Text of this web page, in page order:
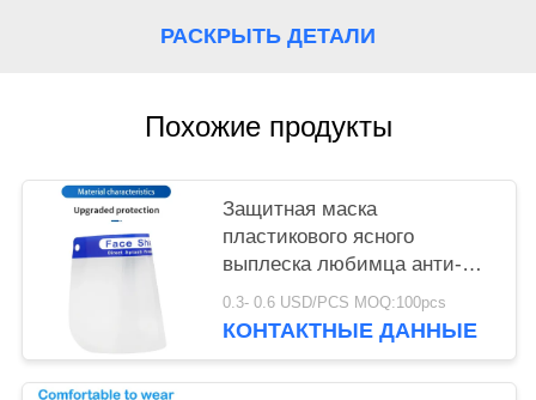
РАСКРЫТЬ ДЕТАЛИ
Похожие продукты
Защитная маска
пластикового ясного
выплеска любимца анти-
защитная для медицинского
использования
0.3- 0.6 USD/PCS MOQ:100pcs
КОНТАКТНЫЕ ДАННЫЕ